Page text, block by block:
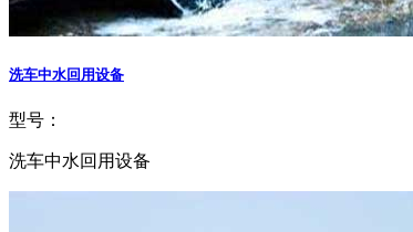
洗车中水回用设备
型号：
洗车中水回用设备